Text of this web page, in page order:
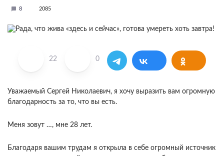
8 2085
22 0
Уважаемый Сергей Николаевич, я хочу выразить вам огромную
благодарность за то, что вы есть.
Меня зовут …, мне 28 лет.
Благодаря вашим трудам я открыла в себе огромный источник